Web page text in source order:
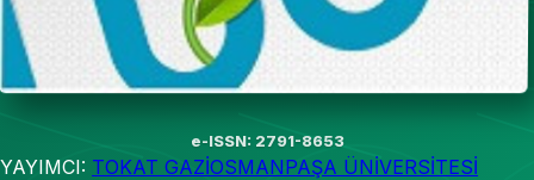
e-ISSN: 2791-8653
YAYIMCI: TOKAT GAZİOSMANPAŞA ÜNİVERSİTESİ